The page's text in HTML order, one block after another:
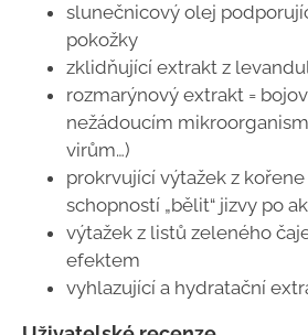
slunečnicový olej
pokožky
zklidňující extrakt z
rozmarýnový extrakt =
nežádoucím
virům…)
prokrvující výtažek z kořene
schopností „bělit“ jizvy po
výtažek z listů zeleného
efektem
vyhlazující a hydratační